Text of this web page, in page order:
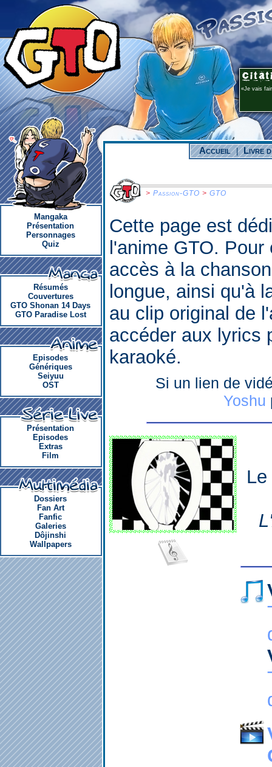
Je vais
Mangaka
Présentation
Personnages
Quiz
Résumés
Couvertures
GTO Shonan 14 Days
GTO Paradise Lost
Episodes
Génériques
Seiyuu
OST
Présentation
Episodes
Extras
Film
Dossiers
Fan Art
Fanfic
Galeries
Dôjinshi
Wallpapers
Accueil | Livre
> Passion-GTO > GTO
Cette page est
l'anime GTO.
accès à la
longue, ainsi qu'à
au clip original de
accéder aux lyrics
karaoké.
Si un lien de
Yoshu